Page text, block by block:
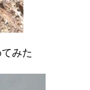
みた